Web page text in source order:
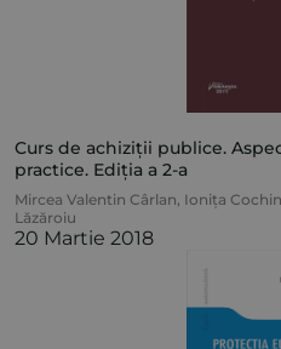
Curs de achiziții publice.
practice. Ediția a 2-a
Mircea Valentin Cârlan, Ionița
Lăzăroiu
20 Martie 2018